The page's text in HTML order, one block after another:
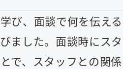
び、面談で何を伝える
ました。面談時にスタ
で、スタッフとの関係